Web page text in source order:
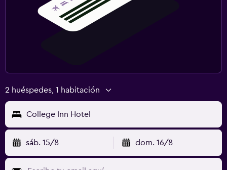
2 huéspedes, 1 habitación
College Inn Hotel
sáb. 15/8 dom. 16/8